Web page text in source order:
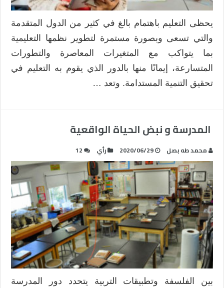
يحظى التعليم باهتمام بالغ في كثير من الدول المتقدمة
والتي تسعى وبصورة مستمرة لتطوير نظمها التعليمية
بما يتواكب مع المتغيرات المعاصرة والتطورات
المتسارعة، إيمانًا منها بالدور الذي يقوم به التعليم في
تحقيق التنمية المستدامة. وتعد …
المدرسة و نبض الحياة الواقعية
محمد طه بصل 2020/06/29 رأي 12
بين الفلسفة وتطبيقات التربية يتحدد دور المدرسة